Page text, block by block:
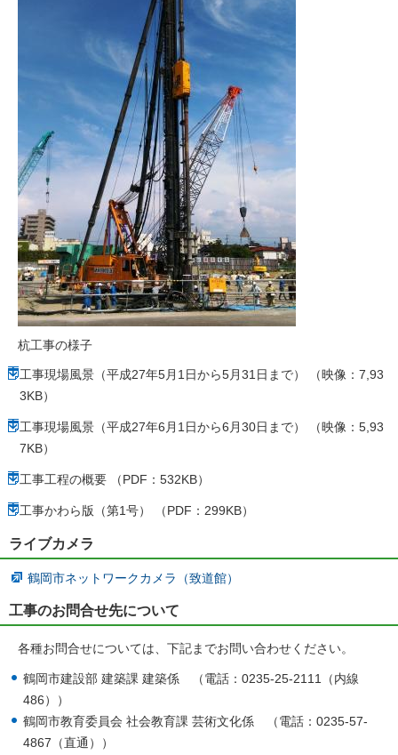
杭工事の様子
工事現場風景（平成27年5月1日から5月31日まで） （映像：7,93
3KB）
工事現場風景（平成27年6月1日から6月30日まで） （映像：5,93
7KB）
工事工程の概要 （PDF：532KB）
工事かわら版（第1号） （PDF：299KB）
ライブカメラ
鶴岡市ネットワークカメラ（致道館）
工事のお問合せ先について
各種お問合せについては、下記までお問い合わせください。
鶴岡市建設部 建築課 建築係 （電話：0235-25-2111（内線
486））
鶴岡市教育委員会 社会教育課 芸術文化係 （電話：0235-57-
4867（直通））